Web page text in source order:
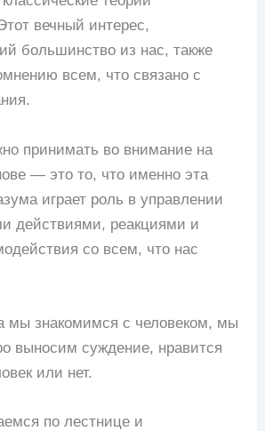
вечный интерес,
большинство из нас, также
всем, что связано с
принимать во внимание на
— это то, что именно эта
играет роль в управлении
действиями, реакциями и
со всем, что нас
мы знакомимся с человеком, мы
выносим суждение, нравится
или нет.
по лестнице и